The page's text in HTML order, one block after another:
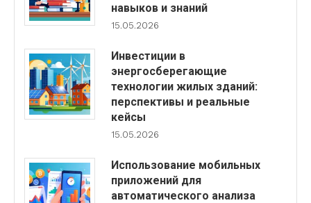
навыков и знаний
15.05.2026
Инвестиции в
энергосберегающие
технологии жилых зданий:
перспективы и реальные
кейсы
15.05.2026
Использование мобильных
приложений для
автоматического анализа